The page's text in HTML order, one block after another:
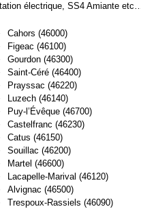
électrique, SS4 Amiante
Cahors (46000)
Figeac (46100)
Gourdon (46300)
Saint-Céré (46400)
Prayssac (46220)
Luzech (46140)
Puy-l’Évêque (46700)
Castelfranc (46230)
Catus (46150)
Souillac (46200)
Martel (46600)
Lacapelle-Marival (46120)
Alvignac (46500)
Trespoux-Rassiels (46090)